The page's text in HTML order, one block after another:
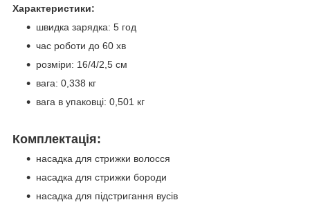
Характеристики:
швидка зарядка: 5 год
час роботи до 60 хв
розміри: 16/4/2,5 см
вага: 0,338 кг
вага в упаковці: 0,501 кг
Комплектація:
насадка для стрижки волосся
насадка для стрижки бороди
насадка для підстригання вусів